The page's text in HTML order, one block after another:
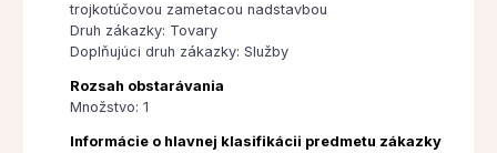
trojkotúčovou zametacou nadstavbou
Druh zákazky: Tovary
Doplňujúci druh zákazky: Služby
Rozsah obstarávania
Množstvo: 1
Informácie o hlavnej klasifikácii predmetu zákazky